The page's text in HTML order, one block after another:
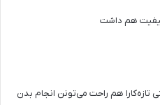
هم داشت
تازه‌کارا هم راحت می‌تونن انجام بدن